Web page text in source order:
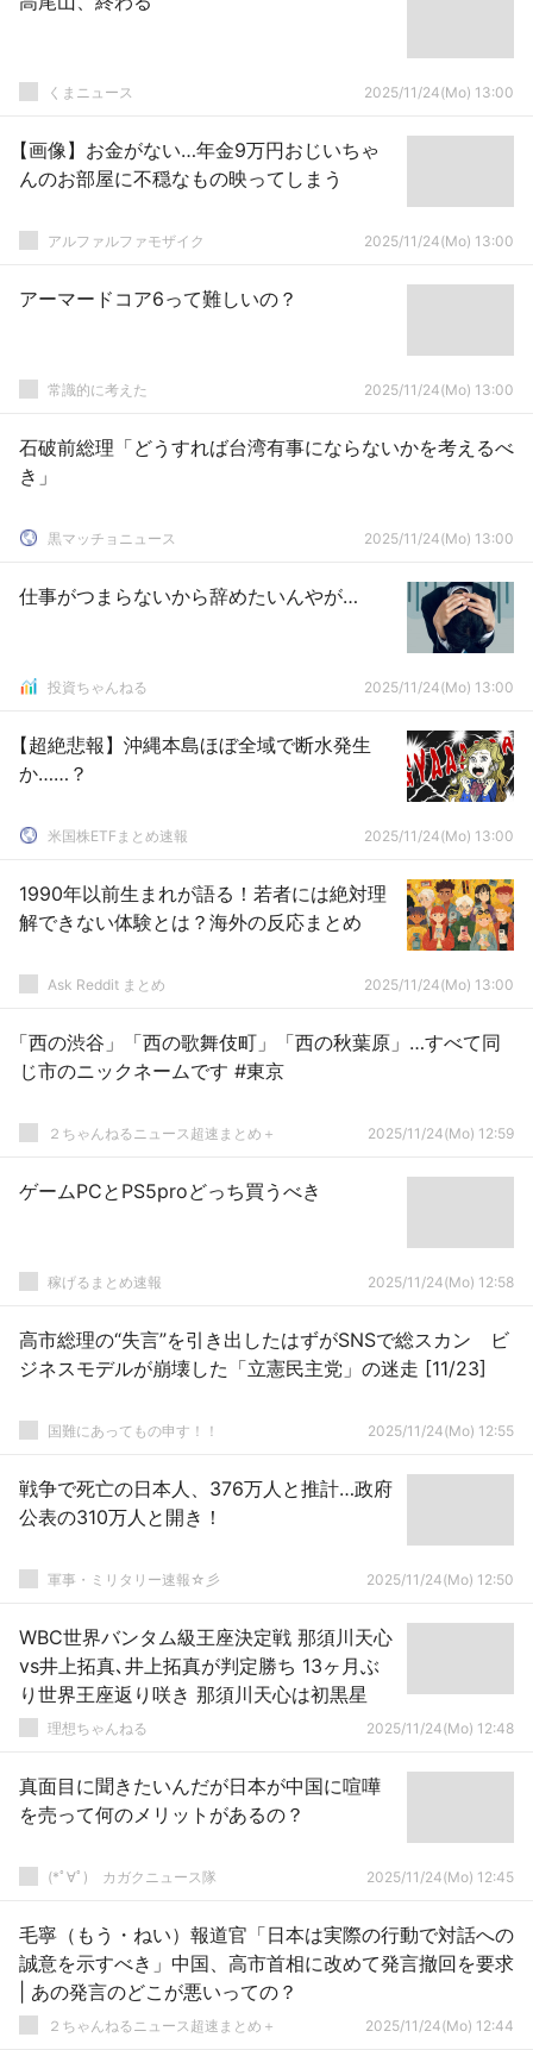
くまニュース 2025/11/24(Mo) 13:00
【画像】お金がない…年金9万円おじいちゃ
んのお部屋に不穏なもの映ってしまう
アルファルファモザイク 2025/11/24(Mo) 13:00
アーマードコア6って難しいの？
常識的に考えた 2025/11/24(Mo) 13:00
石破前総理「どうすれば台湾有事にならないかを考えるべ
き」
黒マッチョニュース 2025/11/24(Mo) 13:00
仕事がつまらないから辞めたいんやが…
投資ちゃんねる 2025/11/24(Mo) 13:00
【超絶悲報】沖縄本島ほぼ全域で断水発生
か……？
米国株ETFまとめ速報 2025/11/24(Mo) 13:00
1990年以前生まれが語る！若者には絶対理
解できない体験とは？海外の反応まとめ
Ask Reddit まとめ 2025/11/24(Mo) 13:00
「西の渋谷」「西の歌舞伎町」「西の秋葉原」…すべて同
じ市のニックネームです #東京
２ちゃんねるニュース超速まとめ＋ 2025/11/24(Mo) 12:59
ゲームPCとPS5proどっち買うべき
稼げるまとめ速報 2025/11/24(Mo) 12:58
高市総理の“失言”を引き出したはずがSNSで総スカン ビ
ジネスモデルが崩壊した「立憲民主党」の迷走 [11/23]
国難にあってもの申す！！ 2025/11/24(Mo) 12:55
戦争で死亡の日本人、376万人と推計…政府
公表の310万人と開き！
軍事・ミリタリー速報☆彡 2025/11/24(Mo) 12:50
WBC世界バンタム級王座決定戦 那須川天心
vs井上拓真､井上拓真が判定勝ち 13ヶ月ぶ
り世界王座返り咲き 那須川天心は初黒星
理想ちゃんねる 2025/11/24(Mo) 12:48
真面目に聞きたいんだが日本が中国に喧嘩
を売って何のメリットがあるの？
(*ﾟ∀ﾟ)ゞカガクニュース隊 2025/11/24(Mo) 12:45
毛寧（もう・ねい）報道官「日本は実際の行動で対話への
誠意を示すべき」中国、高市首相に改めて発言撤回を要求
| あの発言のどこが悪いっての？
２ちゃんねるニュース超速まとめ＋ 2025/11/24(Mo) 12:44